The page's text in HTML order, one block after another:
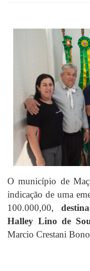
O município de
indicação de uma
100.000,00,
Halley Lino de
Marcio Crestani